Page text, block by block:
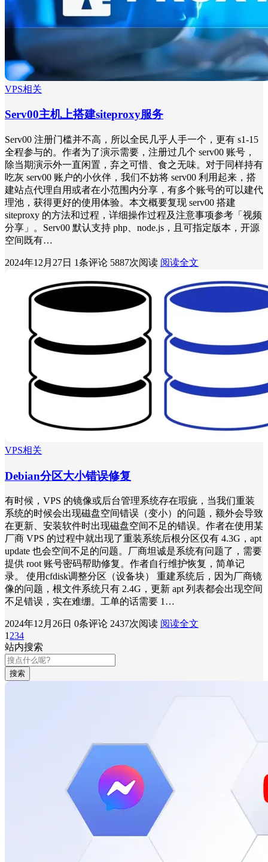
VPS相关
Serv00主机上搭建siteproxy服务
Serv00 注册门槛并不高，所以全民几乎人手一个，更有 s1-15
全程参与的。作者为了演示需要，注册过几个 serv00 账号，
除当期演示外一直闲置，弃之可惜、食之无味。对于同样持有
吃灰 serv00 账户的小伙伴，我们不妨将 serv00 利用起来，搭
建站点代理自用或者在小范围内分享，有多个账号的可以建代
理池，获得更好的使用体验。本文概要复现 serv00 搭建
siteproxy 的方法和过程，详细操作过程及注意事项参考「视频
分享」。Serv00 默认支持 php、node.js，且可指定版本，开源
空间既有…
2024年12月27日 1条评论 5887次阅读 阅读全文
VPS相关
Debian分区大小错误修复
有时候，VPS 的镜像或后台管理系统存在瑕疵，当我们重装
系统的时候会出现磁盘空间错误（变小）的问题，额外会导致
在更新、安装软件时出现磁盘空间不足的错误。作者在使用某
厂商 VPS 的过程中就出现了重装系统后根分区仅有 4.3G，apt
update 也会空间不足的问题。厂商坦诚是系统有问题了，需要
提供 root 账号密码帮助修复。作者自行维护恢复，简单记
录。 使用cfdisk调整分区（设备块） 重建系统后，因为厂商镜
像的问题，根文件系统只有 2.4G，更新 apt 列表都会出现空间
不足错误，实在难绷。工单的话需要 1…
2024年12月26日 0条评论 2437次阅读 阅读全文
1 234
站内搜索
搜索